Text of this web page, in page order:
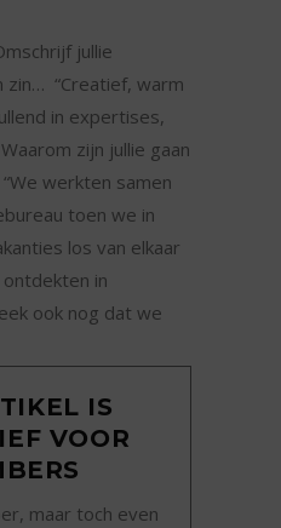
jullie
zin… “Creatief, warm
in expertises,
zijn jullie gaan
werkten samen
toen we in
los van elkaar
in
ook nog dat we
IS
VOOR
maar toch even